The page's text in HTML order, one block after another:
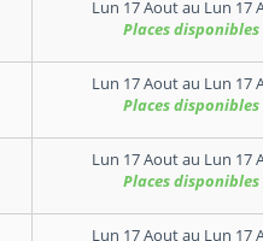
Lun 17 Aoutau Lun 17
Places disponibles
Lun 17 Aoutau Lun 17
Places disponibles
Lun 17 Aoutau Lun 17
Places disponibles
Lun 17 Aoutau Lun 17